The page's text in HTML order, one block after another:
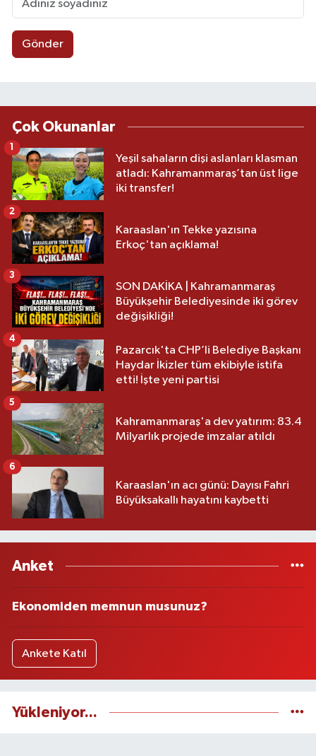
Gönder
Çok Okunanlar
Yeşil sahaların dişi aslanları klasman
atladı: Kahramanmaraş’tan üst lige
iki transfer!
Karaaslan'ın Tekke yazısına
Erkoç'tan açıklama!
2
SON DAKİKA | Kahramanmaraş
Büyükşehir Belediyesinde iki görev
değişikliği!
3
Pazarcık'ta CHP’li Belediye Başkanı
Haydar İkizler tüm ekibiyle istifa
etti! İşte yeni partisi
4
Kahramanmaraş'a dev yatırım: 83.4
Milyarlık projede imzalar atıldı
5
Karaaslan'ın acı günü: Dayısı Fahri
Büyüksakallı hayatını kaybetti
6
Anket
Ekonomiden memnun musunuz?
Ankete Katıl
Yükleniyor...